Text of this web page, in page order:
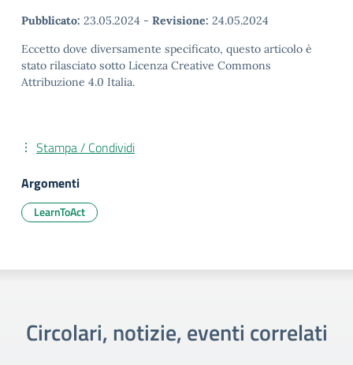
Pubblicato: 23.05.2024 - Revisione: 24.05.2024
Eccetto dove diversamente specificato, questo articolo è
stato rilasciato sotto Licenza Creative Commons
Attribuzione 4.0 Italia.
Stampa / Condividi
Argomenti
LearnToAct
Circolari, notizie, eventi correlati